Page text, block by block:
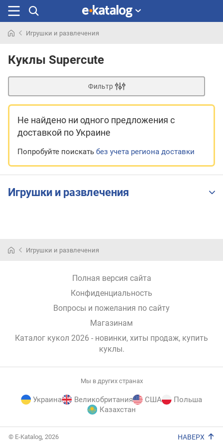
раньше
Игрушки и развлечения
Куклы Supercute
Фильтр
Не найдено ни одного предложения с
доставкой по Украине
Попробуйте поискать без учета региона доставки
Игрушки и развлечения
Игрушки и развлечения
Полная версия сайта
Конфиденциальность
Вопросы и пожелания по сайту
Магазинам
Каталог кукол 2026 - новинки, хиты продаж, купить
куклы.
Мы в других странах
Украина Великобритания США
Польша
Казахстан
© E-Katalog, 2026 НАВЕРХ